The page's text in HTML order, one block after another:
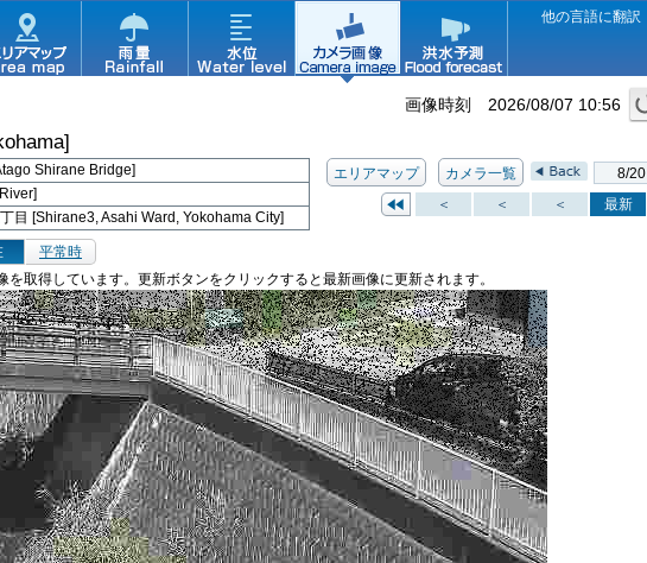
他の言語に翻訳
画像時刻 2026/08/07 10:56
エリアマップ カメラ一覧
8/20
＜
＜ ＜ 最新
Shirane Bridge]
目 [Shirane3, Asahi Ward, Yokohama City]
平常時
取得しています。更新ボタンをクリックすると最新画像に更新されます。